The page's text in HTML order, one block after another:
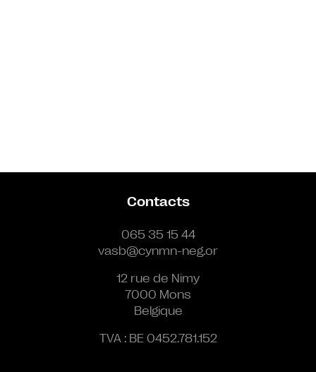
Contacts
065 35 15 44
vasb@cynmn-neg.or
12 rue de Nimy
7000 Mons
Belgique
TVA : BE 0452.781.152